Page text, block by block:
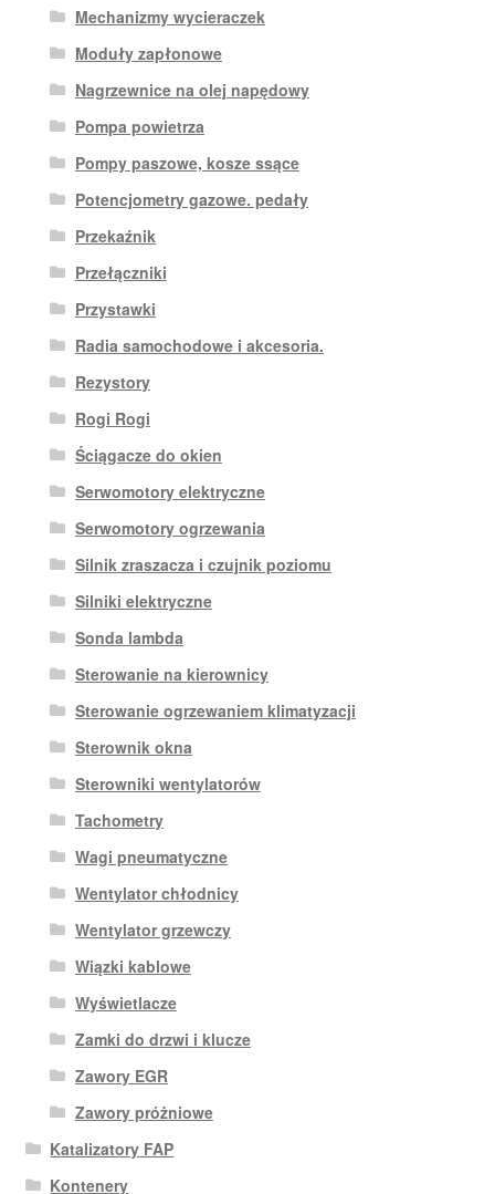
Mechanizmy wycieraczek
Moduły zapłonowe
Nagrzewnice na olej napędowy
Pompa powietrza
Pompy paszowe, kosze ssące
Potencjometry gazowe. pedały
Przekaźnik
Przełączniki
Przystawki
Radia samochodowe i akcesoria.
Rezystory
Rogi Rogi
Ściągacze do okien
Serwomotory elektryczne
Serwomotory ogrzewania
Silnik zraszacza i czujnik poziomu
Silniki elektryczne
Sonda lambda
Sterowanie na kierownicy
Sterowanie ogrzewaniem klimatyzacji
Sterownik okna
Sterowniki wentylatorów
Tachometry
Wagi pneumatyczne
Wentylator chłodnicy
Wentylator grzewczy
Wiązki kablowe
Wyświetlacze
Zamki do drzwi i klucze
Zawory EGR
Zawory próżniowe
Katalizatory FAP
Kontenery